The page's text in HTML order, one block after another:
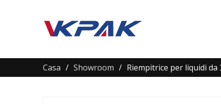
Casa Showroom Riempitrice per liquidi da